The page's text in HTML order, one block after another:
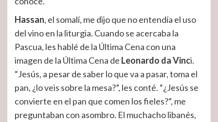
Hassan, el somalí, me dijo que no entendía el uso
del vino en la liturgia. Cuando se acercaba la
Pascua, les hablé de la Última Cena con una
imagen de la Última Cena de Leonardo da Vinci.
“Jesús, a pesar de saber lo que va a pasar, toma el
pan, ¿lo veis sobre la mesa?”, les conté. “¿Jesús se
convierte en el pan que comen los fieles?”, me
preguntaban con asombro. El muchacho libanés,